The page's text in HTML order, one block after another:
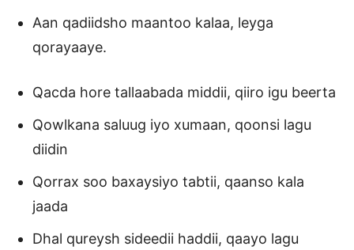
Aan qadiidsho maantoo kalaa, leyga
qorayaaye.
Qacda hore tallaabada middii, qiiro igu beerta
Qowlkana saluug iyo xumaan, qoonsi lagu
diidin
Qorrax soo baxaysiyo tabtii, qaanso kala
jaada
Dhal qureysh sideedii haddii, qaayo lagu